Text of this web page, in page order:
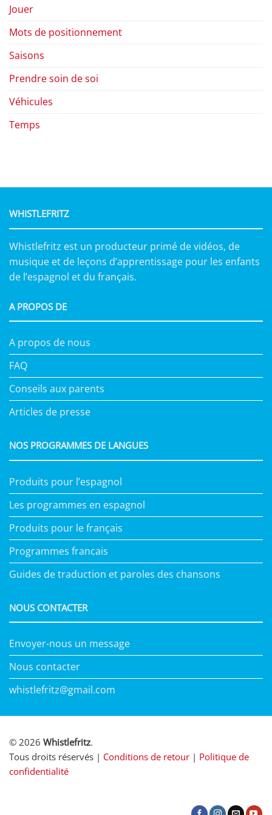
Jouer
Mots de positionnement
Saisons
Prendre soin de soi
Véhicules
Temps
WHISTLEFRITZ
Whistlefritz est un producteur primé de vidéos, de
musique et de leçons d’apprentissage pour les enfants
de l’espagnol et du français.
A PROPOS DE
A propos de nous
FAQ
Conseils aux parents
Articles de presse
NOS PROGRAMMES DE LANGUES
Produits pour l’espagnol
Les programmes en espagnol
Produits pour le français
Programmes francais
Guides de traduction et paroles des chansons
NOUS CONTACTER
Envoyer-nous un message
Nous contacter
whistlefritz@gmail.com
© 2026 Whistlefritz.
Tous droits réservés | Conditions de retour | Politique de
confidentialité